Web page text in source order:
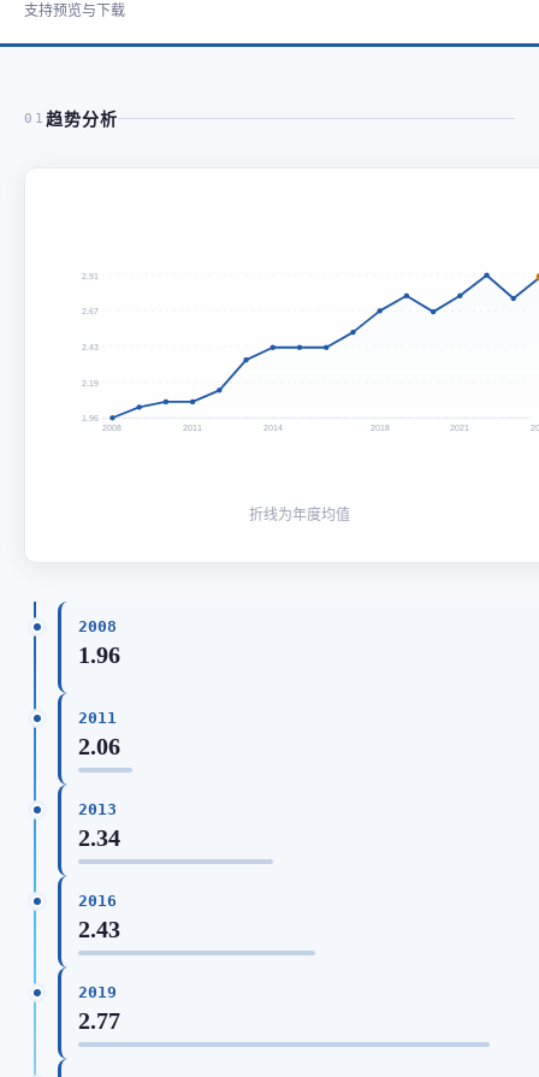
支持预览与下载
01 趋势分析
2.91
2.67
2.43
2.19
1.96
2008 2011 2014 2018 2021
折线为年度均值
2008
1.96
2011
2.06
2013
2.34
2016
2.43
2019
2.77